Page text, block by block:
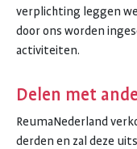
verplichting leggen
door ons worden
activiteiten.
Delen met
ReumaNederland
derden en zal deze